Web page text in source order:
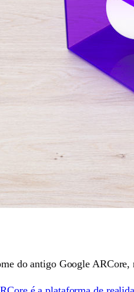
do antigo Google ARCore,